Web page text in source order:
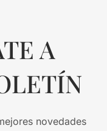
A
novedades